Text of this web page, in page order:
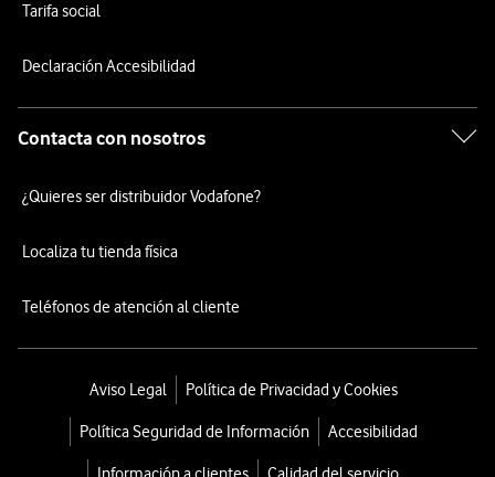
Tarifa social
Declaración Accesibilidad
Contacta con nosotros
¿Quieres ser distribuidor Vodafone?
Localiza tu tienda física
Teléfonos de atención al cliente
Aviso Legal Política de Privacidad y Cookies
Política Seguridad de Información Accesibilidad